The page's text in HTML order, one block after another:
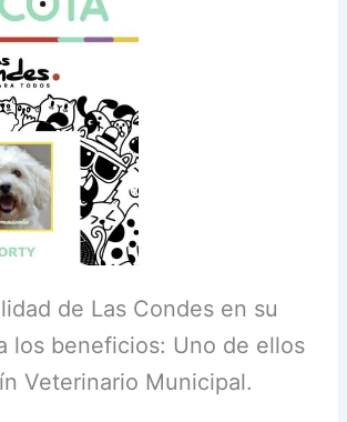
de Las Condes en su
los beneficios: Uno de ellos
Veterinario Municipal.